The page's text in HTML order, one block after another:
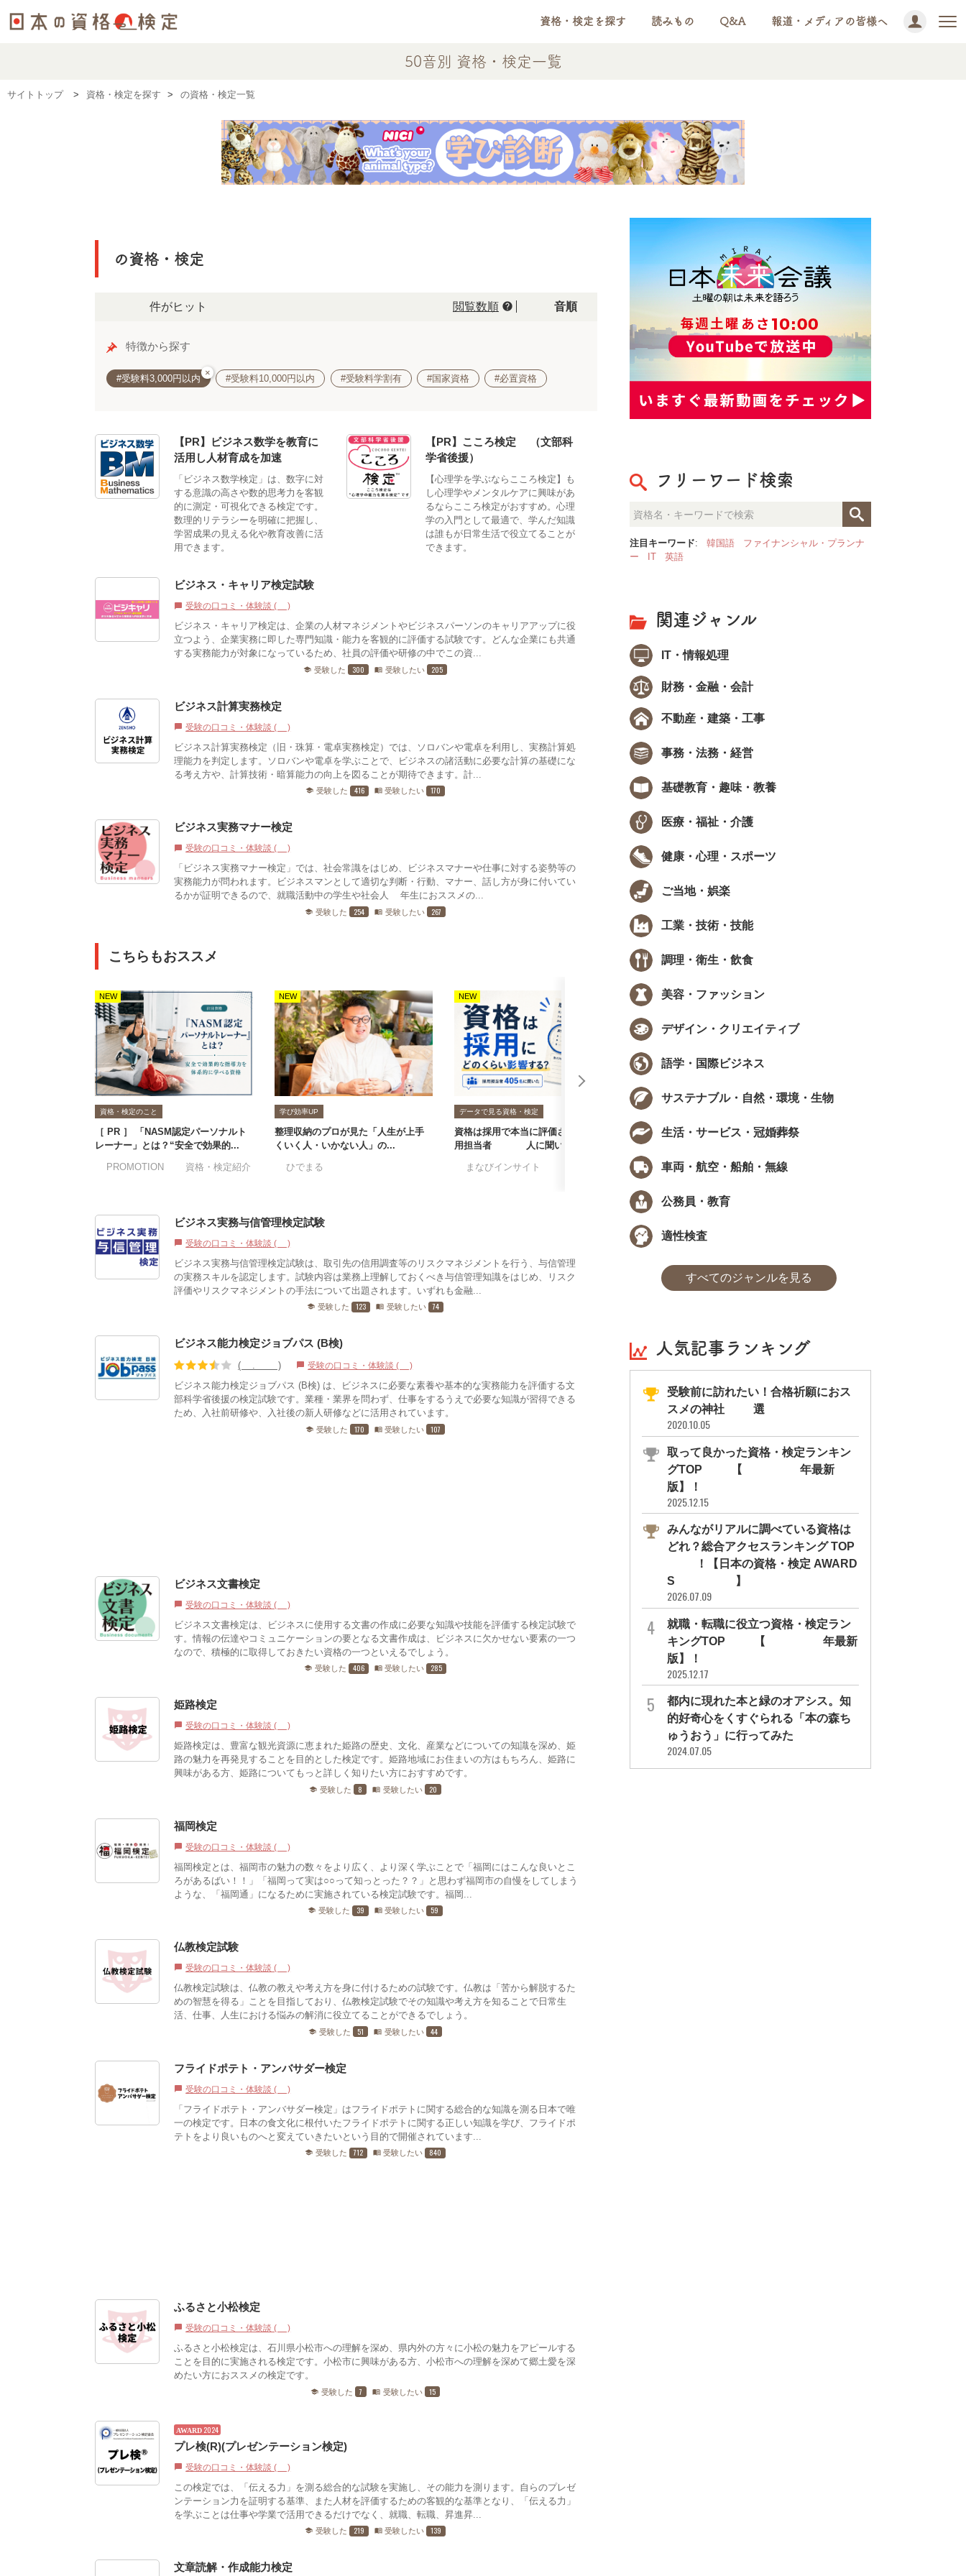
資格・検定を探す 読みもの Q&A 報道・メディアの皆様へ
50音別 資格・検定一覧
サイトトップ 資格・検定を探す の資格・検定一覧
の資格・検定
155件がヒット 閲覧数順 help 50音順
特徴から探す
#受験料3,000円以内
×
#受験料10,000円以内 #受験料学割有 #国家資格 #必置資格
【PR】ビジネス数学を教育に
活用し人材育成を加速
「ビジネス数学検定」は、数字に対
する意識の高さや数的思考力を客観
的に測定・可視化できる検定です。
数理的リテラシーを明確に把握し、
学習成果の見える化や教育改善に活
用できます。
【PR】こころ検定®（文部科
学省後援）
【心理学を学ぶならこころ検定】も
し心理学やメンタルケアに興味があ
るならこころ検定がおすすめ。心理
学の入門として最適で、学んだ知識
は誰もが日常生活で役立てることが
できます。
ビジネス・キャリア検定試験
chat_bubble 受験の口コミ・体験談 (0)
ビジネス・キャリア検定は、企業の人材マネジメントやビジネスパーソンのキャリアアップに役
立つよう、企業実務に即した専門知識・能力を客観的に評価する試験です。どんな企業にも共通
する実務能力が対象になっているため、社員の評価や研修の中でこの資...
school 受験した 300 menu_book 受験したい 205
ビジネス計算実務検定
chat_bubble 受験の口コミ・体験談 (1)
ビジネス計算実務検定（旧・珠算・電卓実務検定）では、ソロバンや電卓を利用し、実務計算処
理能力を判定します。ソロバンや電卓を学ぶことで、ビジネスの諸活動に必要な計算の基礎にな
る考え方や、計算技術・暗算能力の向上を図ることが期待できます。計...
school 受験した 416 menu_book 受験したい 170
ビジネス実務マナー検定
chat_bubble 受験の口コミ・体験談 (0)
「ビジネス実務マナー検定」では、社会常識をはじめ、ビジネスマナーや仕事に対する姿勢等の
実務能力が問われます。ビジネスマンとして適切な判断・行動、マナー、話し方が身に付いてい
るかが証明できるので、就職活動中の学生や社会人1年生におススメの...
school 受験した 254 menu_book 受験したい 267
こちらもおススメ
NEW
資格・検定のこと
［ PR ］ 「NASM認定パーソナルト
レーナー」とは？“安全で効果的...
#PROMOTION
#資格・検定紹介
NEW
学び効率UP
整理収納のプロが見た「人生が上手
くいく人・いかない人」の...
#ひでまる
NEW
データで見る資格・検定
資格は採用で本当に評価される？採
用担当者405人に聞いた...
#まなびインサイト
#採用担当者に聞いた #モチベーション #アンケート
NEW
データで見る資格・検定
転職で資格は武器になる？採用担当
者405人に聞いた、資格...
#まなびインサイト
#採用担当者に聞いた
ビジネス実務与信管理検定試験
chat_bubble 受験の口コミ・体験談 (2)
ビジネス実務与信管理検定試験は、取引先の信用調査等のリスクマネジメントを行う、与信管理
の実務スキルを認定します。試験内容は業務上理解しておくべき与信管理知識をはじめ、リスク
評価やリスクマネジメントの手法について出題されます。いずれも金融...
school 受験した 123 menu_book 受験したい 74
ビジネス能力検定ジョブパス (B検)
(3.67) chat_bubble 受験の口コミ・体験談 (4)
ビジネス能力検定ジョブパス (B検) は、ビジネスに必要な素養や基本的な実務能力を評価する文
部科学省後援の検定試験です。業種・業界を問わず、仕事をするうえで必要な知識が習得できる
ため、入社前研修や、入社後の新人研修などに活用されています。
school 受験した 170 menu_book 受験したい 107
ビジネス文書検定
chat_bubble 受験の口コミ・体験談 (1)
ビジネス文書検定は、ビジネスに使用する文書の作成に必要な知識や技能を評価する検定試験で
す。情報の伝達やコミュニケーションの要となる文書作成は、ビジネスに欠かせない要素の一つ
なので、積極的に取得しておきたい資格の一つといえるでしょう。
school 受験した 406 menu_book 受験したい 285
姫路検定
chat_bubble 受験の口コミ・体験談 (0)
姫路検定は、豊富な観光資源に恵まれた姫路の歴史、文化、産業などについての知識を深め、姫
路の魅力を再発見することを目的とした検定です。姫路地域にお住まいの方はもちろん、姫路に
興味がある方、姫路についてもっと詳しく知りたい方におすすめです。
school 受験した 8 menu_book 受験したい 20
福岡検定
chat_bubble 受験の口コミ・体験談 (0)
福岡検定とは、福岡市の魅力の数々をより広く、より深く学ぶことで「福岡にはこんな良いとこ
ろがあるばい！！」「福岡って実は○○って知っとった？？」と思わず福岡市の自慢をしてしまう
ような、「福岡通」になるために実施されている検定試験です。福岡...
school 受験した 39 menu_book 受験したい 59
仏教検定試験
chat_bubble 受験の口コミ・体験談 (0)
仏教検定試験は、仏教の教えや考え方を身に付けるための試験です。仏教は「苦から解脱するた
めの智慧を得る」ことを目指しており、仏教検定試験でその知識や考え方を知ることで日常生
活、仕事、人生における悩みの解消に役立てることができるでしょう。
school 受験した 51 menu_book 受験したい 44
フライドポテト・アンバサダー検定
chat_bubble 受験の口コミ・体験談 (2)
「フライドポテト・アンバサダー検定」はフライドポテトに関する総合的な知識を測る日本で唯
一の検定です。日本の食文化に根付いたフライドポテトに関する正しい知識を学び、フライドポ
テトをより良いものへと変えていきたいという目的で開催されています...
school 受験した 712 menu_book 受験したい 840
ふるさと小松検定
chat_bubble 受験の口コミ・体験談 (0)
ふるさと小松検定は、石川県小松市への理解を深め、県内外の方々に小松の魅力をアピールする
ことを目的に実施される検定です。小松市に興味がある方、小松市への理解を深めて郷土愛を深
めたい方におススメの検定です。
school 受験した 7 menu_book 受験したい 15
AWARD 2024
プレ検(R)(プレゼンテーション検定)
chat_bubble 受験の口コミ・体験談 (0)
この検定では、「伝える力」を測る総合的な試験を実施し、その能力を測ります。自らのプレゼ
ンテーション力を証明する基準、また人材を評価するための客観的な基準となり、「伝える力」
を学ぶことは仕事や学業で活用できるだけでなく、就職、転職、昇進昇...
school 受験した 219 menu_book 受験したい 139
文章読解・作成能力検定
フリーワード検索
注目キーワード: 韓国語
ファイナンシャル・プランナ
ー
IT 英語
関連ジャンル
IT・情報処理
財務・金融・会計
不動産・建築・工事
事務・法務・経営
基礎教育・趣味・教養
医療・福祉・介護
健康・心理・スポーツ
ご当地・娯楽
工業・技術・技能
調理・衛生・飲食
美容・ファッション
デザイン・クリエイティブ
語学・国際ビジネス
サステナブル・自然・環境・生物
生活・サービス・冠婚葬祭
車両・航空・船舶・無線
公務員・教育
適性検査
すべてのジャンルを見る
人気記事ランキング
受験前に訪れたい！合格祈願におス
スメの神社11選
2020.10.05
取って良かった資格・検定ランキン
グTOP10【2026年最新
版】！
2025.12.15
みんながリアルに調べている資格は
どれ？総合アクセスランキング TOP
10！【日本の資格・検定 AWARD
S 2026】
2026.07.09
就職・転職に役立つ資格・検定ラン
キングTOP30【2026年最新
版】！
2025.12.17
都内に現れた本と緑のオアシス。知
的好奇心をくすぐられる「本の森ち
ゅうおう」に行ってみた
2024.07.05